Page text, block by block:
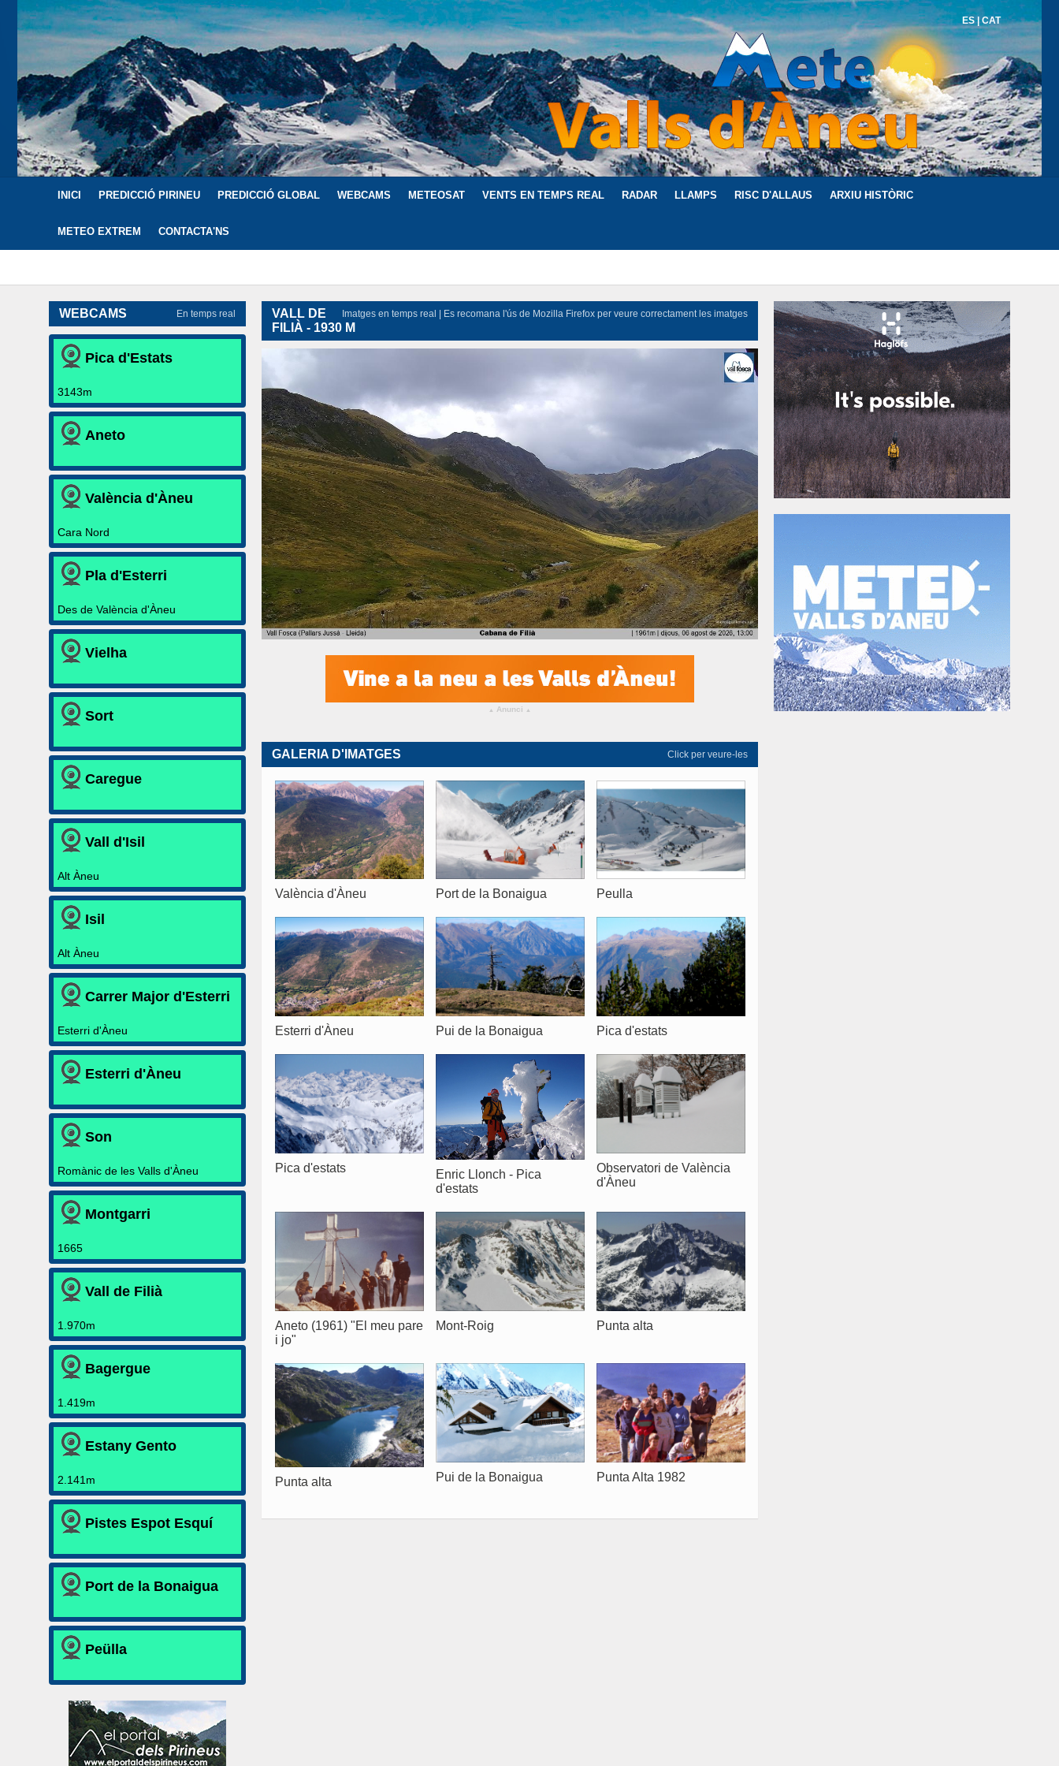
ES|CAT
INICI PREDICCIÓ PIRINEU PREDICCIÓ GLOBAL WEBCAMS METEOSAT VENTS EN TEMPS REAL RADAR LLAMPS RISC D'ALLAUS ARXIU HISTÒRIC
METEO EXTREM CONTACTA'NS
Imatges en temps real | Es recomana l'ús de Mozilla Firefox per veure correctament les imatges
VALL DE
FILIÀ - 1930 M
▴ Anunci ▴
Click per veure-les
GALERIA D'IMATGES
València d'Àneu Port de la Bonaigua Peulla
Esterri d'Àneu Pui de la Bonaigua Pica d'estats
Pica d'estats
Enric Llonch - Pica
d'estats
Observatori de València
d'Àneu
Aneto (1961) "El meu pare
i jo"
Mont-Roig Punta alta
Punta alta Pui de la Bonaigua Punta Alta 1982
En temps real
WEBCAMS
Pica d'Estats
3143m
Aneto
València d'Àneu
Cara Nord
Pla d'Esterri
Des de València d'Àneu
Vielha
Sort
Caregue
Vall d'Isil
Alt Àneu
Isil
Alt Àneu
Carrer Major d'Esterri
Esterri d'Àneu
Esterri d'Àneu
Son
Romànic de les Valls d'Àneu
Montgarri
1665
Vall de Filià
1.970m
Bagergue
1.419m
Estany Gento
2.141m
Pistes Espot Esquí
Port de la Bonaigua
Peülla